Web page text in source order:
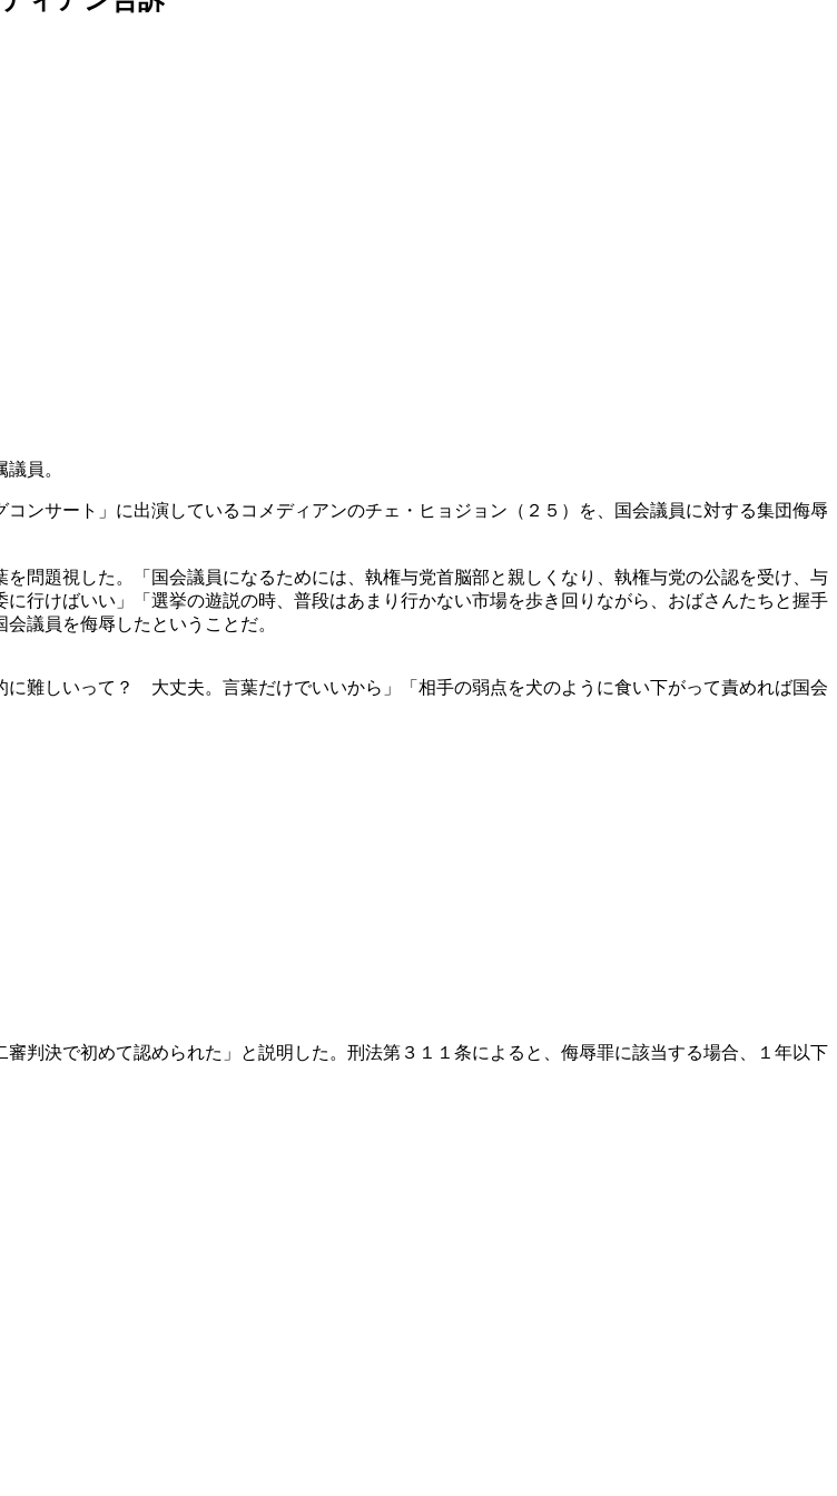
員。
ンサート」に出演しているコメディアンのチェ・ヒョジョン（２５）を、国会議員に対する集団侮辱
問題視した。「国会議員になるためには、執権与党首脳部と親しくなり、執権与党の公認を受け、与
行けばいい」「選挙の遊説の時、普段はあまり行かない市場を歩き回りながら、おばさんたちと握手
議員を侮辱したということだ。
に難しいって？ 大丈夫。言葉だけでいいから」「相手の弱点を犬のように食い下がって責めれば国会
判決で初めて認められた」と説明した。刑法第３１１条によると、侮辱罪に該当する場合、１年以下